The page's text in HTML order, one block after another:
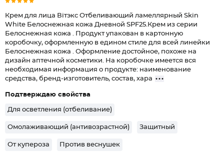
Крем для лица Вiтэкс Отбеливающий ламеллярный Skin
White Белоснежная кожа Дневной SPF25.Крем из серии
Белоснежная кожа . Продукт упакован в картонную
коробочку, оформленную в едином стиле для всей линейки
Белоснежная кожа . Оформление достойное, похоже на
дизайн аптечной косметики. На коробочке имеется вся
необходимая информация о продукте: наименование
средства, бренд-изготовитель, состав, хара
Подтверждаю свойства
Для осветления (отбеливание)
Омолаживающий (антивозрастной) Защитный
От купероза Против веснушек